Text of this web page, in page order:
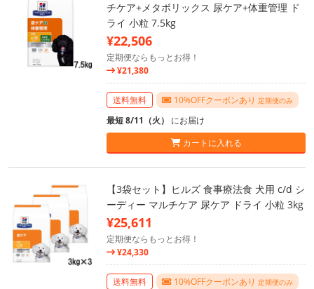
チケア+メタボリックス 尿ケア+体重管理 ド
ライ 小粒 7.5kg
¥22,506
定期便ならもっとお得！
¥21,380
送料無料 10%OFFクーポンあり 定期便のみ
最短 8/11（火） にお届け
カートに入れる
【3袋セット】ヒルズ 食事療法食 犬用 c/d シ
ーディー マルチケア 尿ケア ドライ 小粒 3kg
¥25,611
定期便ならもっとお得！
¥24,330
送料無料 10%OFFクーポンあり 定期便のみ